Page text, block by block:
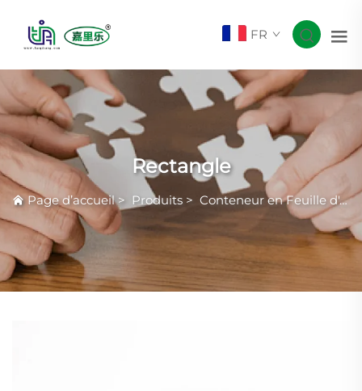
FR
Rectangle
Page d’accueil> Produits > Conteneur en Feuille d'Aluminium Courante avec Rides